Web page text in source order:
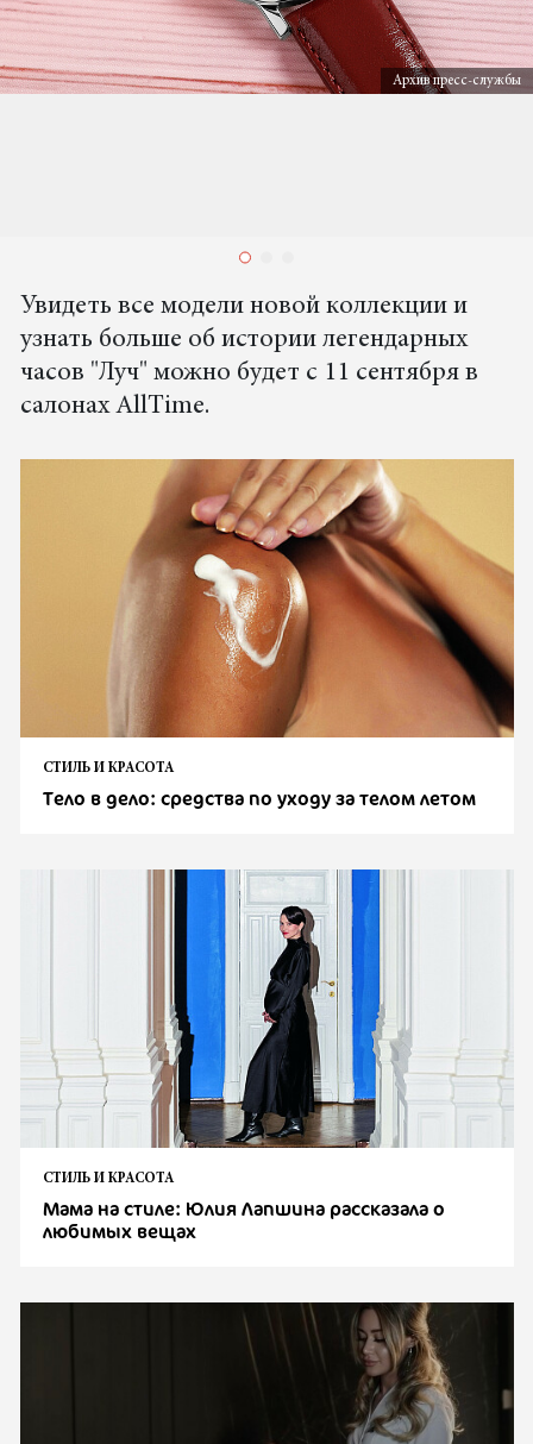
Архив пресс-службы
Увидеть все модели новой коллекции и
узнать больше об истории легендарных
часов "Луч" можно будет с 11 сентября в
салонах AllTime.
СТИЛЬ И КРАСОТА
Тело в дело: средства по уходу за телом летом
СТИЛЬ И КРАСОТА
Мама на стиле: Юлия Лапшина рассказала о
любимых вещах